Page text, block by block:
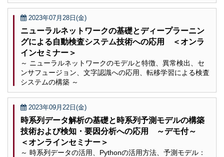
2023年07月28日(金)
ニューラルネットワークの基礎とディープラーニン
グによる自動検査システム技術への応用 ＜オンラ
インセミナー＞
～ ニューラルネットワークのモデルと特徴、異常検出、セ
ンサフュージョン、文字認識への応用、転移学習による検査
システムの構築 ～
2023年09月22日(金)
時系列データ解析の基礎と時系列予測モデルの構築
技術および検知・要因分析への応用 ～デモ付～
＜オンラインセミナー＞
～ 時系列データの活用、Pythonの活用方法、予測モデル：